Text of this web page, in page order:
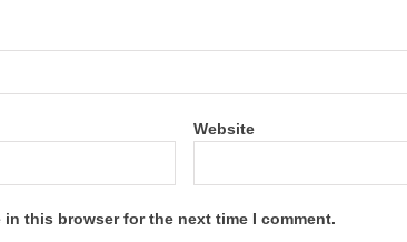
Website
in this browser for the next time I comment.